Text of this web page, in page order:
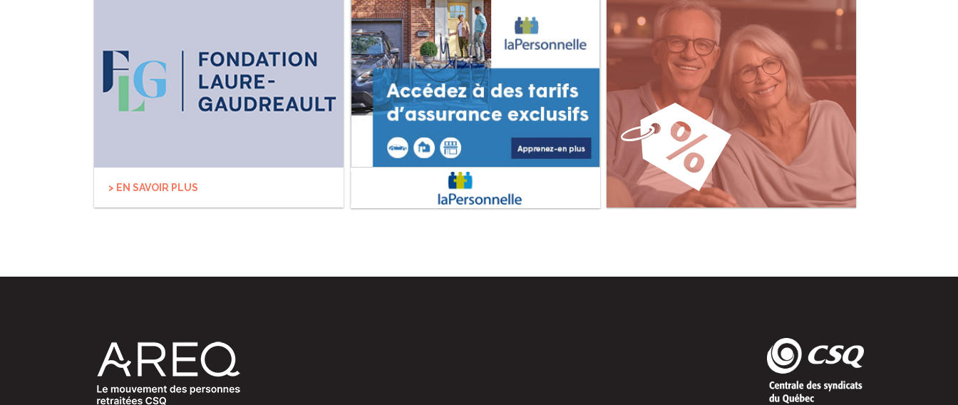
> EN SAVOIR PLUS